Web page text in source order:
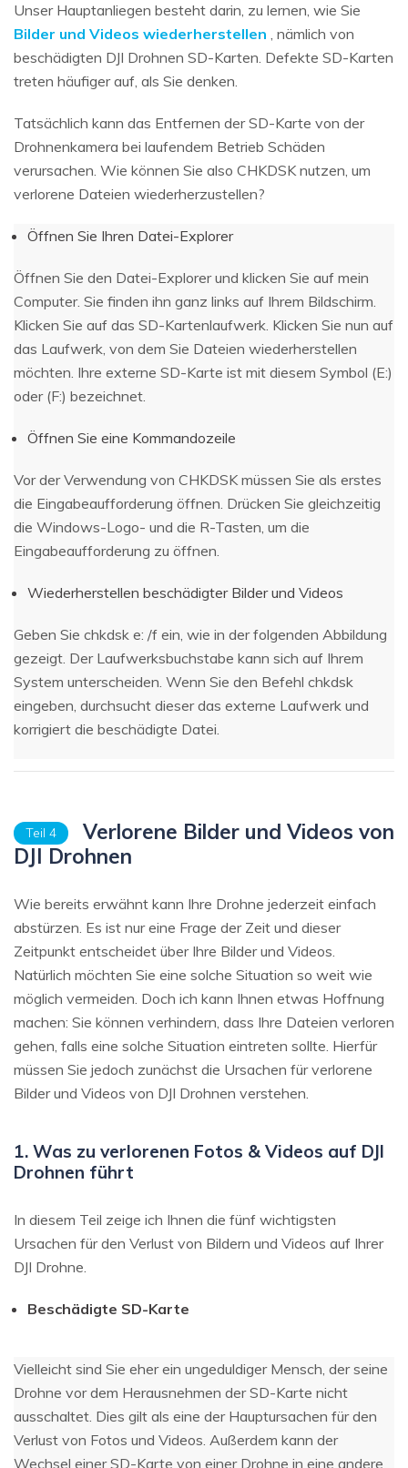
Unser Hauptanliegen besteht darin, zu lernen, wie Sie
Bilder und Videos wiederherstellen , nämlich von
beschädigten DJI Drohnen SD-Karten. Defekte SD-Karten
treten häufiger auf, als Sie denken.
Tatsächlich kann das Entfernen der SD-Karte von der
Drohnenkamera bei laufendem Betrieb Schäden
verursachen. Wie können Sie also CHKDSK nutzen, um
verlorene Dateien wiederherzustellen?
Öffnen Sie Ihren Datei-Explorer
Öffnen Sie den Datei-Explorer und klicken Sie auf mein
Computer. Sie finden ihn ganz links auf Ihrem Bildschirm.
Klicken Sie auf das SD-Kartenlaufwerk. Klicken Sie nun auf
das Laufwerk, von dem Sie Dateien wiederherstellen
möchten. Ihre externe SD-Karte ist mit diesem Symbol (E:)
oder (F:) bezeichnet.
Öffnen Sie eine Kommandozeile
Vor der Verwendung von CHKDSK müssen Sie als erstes
die Eingabeaufforderung öffnen. Drücken Sie gleichzeitig
die Windows-Logo- und die R-Tasten, um die
Eingabeaufforderung zu öffnen.
Wiederherstellen beschädigter Bilder und Videos
Geben Sie chkdsk e: /f ein, wie in der folgenden Abbildung
gezeigt. Der Laufwerksbuchstabe kann sich auf Ihrem
System unterscheiden. Wenn Sie den Befehl chkdsk
eingeben, durchsucht dieser das externe Laufwerk und
korrigiert die beschädigte Datei.
Teil 4
Verlorene Bilder und Videos von
DJI Drohnen
Wie bereits erwähnt kann Ihre Drohne jederzeit einfach
abstürzen. Es ist nur eine Frage der Zeit und dieser
Zeitpunkt entscheidet über Ihre Bilder und Videos.
Natürlich möchten Sie eine solche Situation so weit wie
möglich vermeiden. Doch ich kann Ihnen etwas Hoffnung
machen: Sie können verhindern, dass Ihre Dateien verloren
gehen, falls eine solche Situation eintreten sollte. Hierfür
müssen Sie jedoch zunächst die Ursachen für verlorene
Bilder und Videos von DJI Drohnen verstehen.
1. Was zu verlorenen Fotos & Videos auf DJI
Drohnen führt
In diesem Teil zeige ich Ihnen die fünf wichtigsten
Ursachen für den Verlust von Bildern und Videos auf Ihrer
DJI Drohne.
Beschädigte SD-Karte
Vielleicht sind Sie eher ein ungeduldiger Mensch, der seine
Drohne vor dem Herausnehmen der SD-Karte nicht
ausschaltet. Dies gilt als eine der Hauptursachen für den
Verlust von Fotos und Videos. Außerdem kann der
Wechsel einer SD-Karte von einer Drohne in eine andere